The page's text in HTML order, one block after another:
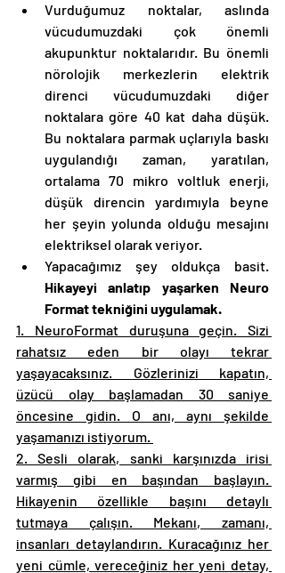
Vurduğumuz noktalar, aslında
vücudumuzdaki çok önemli
akupunktur noktalarıdır. Bu önemli
nörolojik merkezlerin elektrik
direnci vücudumuzdaki diğer
noktalara göre 40 kat daha düşük.
Bu noktalara parmak uçlarıyla baskı
uygulandığı zaman, yaratılan,
ortalama 70 mikro voltluk enerji,
düşük direncin yardımıyla beyne
her şeyin yolunda olduğu mesajını
elektriksel olarak veriyor.
Hikayeyi anlatıp yaşarken Neuro
Format tekniğini uygulamak.
1. NeuroFormat duruşuna geçin. Sizi
rahatsız eden bir olayı tekrar
yaşayacaksınız. Gözlerinizi kapatın,
üzücü olay başlamadan 30 saniye
öncesine gidin. O anı, aynı şekilde
yaşamanızı istiyorum.
2. Sesli olarak, sanki karşınızda irisi
varmış gibi en başından başlayın.
Hikayenin özellikle başını detaylı
tutmaya çalışın. Mekanı, zamanı,
insanları detaylandırın. Kuracağınız her
yeni cümle, vereceğiniz her yeni detay,